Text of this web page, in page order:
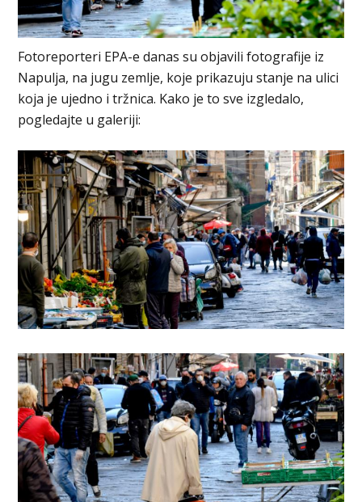
Fotoreporteri EPA-e danas su objavili fotografije iz
Napulja, na jugu zemlje, koje prikazuju stanje na ulici
koja je ujedno i tržnica. Kako je to sve izgledalo,
pogledajte u galeriji: